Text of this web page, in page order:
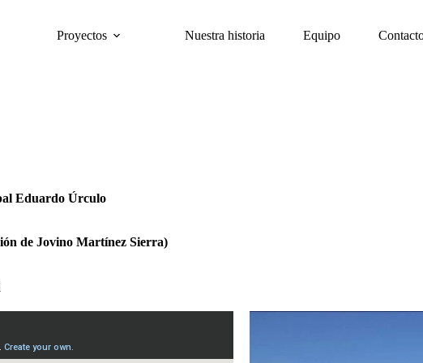
Proyectos Nuestra historia Equipo
Eduardo Úrculo
de Jovino Martínez Sierra)